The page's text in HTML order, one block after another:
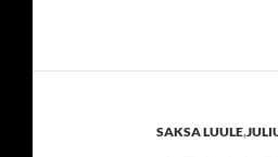
h
o
h
o
SAKSA LUULE,